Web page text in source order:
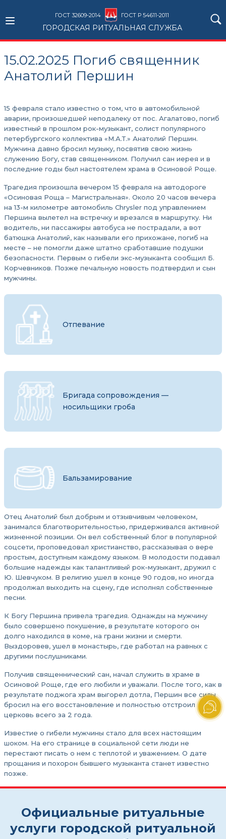
ГОСТ 32609-2014 ГОСТ Р 54611-2011
ГОРОДСКАЯ РИТУАЛЬНАЯ СЛУЖБА
15.02.2025 Погиб священник
Анатолий Першин
15 февраля стало известно о том, что в автомобильной
аварии, произошедшей неподалеку от пос. Агалатово, погиб
известный в прошлом рок-музыкант, солист популярного
петербургского коллектива «М.А.Т.» Анатолий Першин.
Мужчина давно бросил музыку, посвятив свою жизнь
служению Богу, став священником. Получил сан иерея и в
последние годы был настоятелем храма в Осиновой Роще.
Трагедия произошла вечером 15 февраля на автодороге
«Осиновая Роща – Магистральная». Около 20 часов вечера
на 13-м километре автомобиль Chrysler под управлением
Першина вылетел на встречку и врезался в маршрутку. Ни
водитель, ни пассажиры автобуса не пострадали, а вот
батюшка Анатолий, как называли его прихожане, погиб на
месте – не помогли даже штатно сработавшие подушки
безопасности. Первым о гибели экс-музыканта сообщил Б.
Корчевников. Позже печальную новость подтвердил и сын
мужчины.
Отпевание
Бригада сопровождения —
носильщики гроба
Бальзамирование
Отец Анатолий был добрым и отзывчивым человеком,
занимался благотворительностью, придерживался активной
жизненной позиции. Он вел собственный блог в популярной
соцсети, проповедовал христианство, рассказывая о вере
простым, доступным каждому языком. В молодости подавал
большие надежды как талантливый рок-музыкант, дружил с
Ю. Шевчуком. В религию ушел в конце 90 годов, но иногда
продолжал выходить на сцену, где исполнял собственные
песни.
К Богу Першина привела трагедия. Однажды на мужчину
было совершено покушение, в результате которого он
долго находился в коме, на грани жизни и смерти.
Выздоровев, ушел в монастырь, где работал на равных с
другими послушниками.
Получив священнический сан, начал служить в храме в
Осиновой Роще, где его любили и уважали. После того, как в
результате поджога храм выгорел дотла, Першин все силы
бросил на его восстановление и полностью отстроил
церковь всего за 2 года.
Известие о гибели мужчины стало для всех настоящим
шоком. На его странице в социальной сети люди не
перестают писать о нем с теплотой и уважением. О дате
прощания и похорон бывшего музыканта станет известно
позже.
Официальные ритуальные
услуги городской ритуальной